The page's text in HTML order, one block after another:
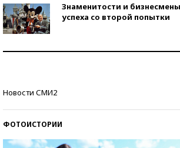
Знаменитости и
успеха со второй попытки
Новости СМИ2
ФОТОИСТОРИИ